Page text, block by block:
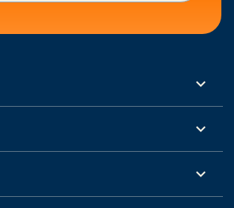
keyboard_arrow_down
keyboard_arrow_down
keyboard_arrow_down